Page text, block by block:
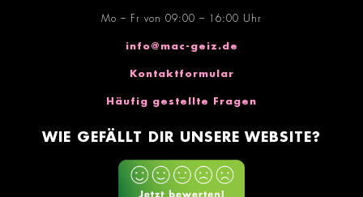
Mo – Fr von 09:00 – 16:00 Uhr
info@mac-geiz.de
Kontaktformular
Häufig gestellte Fragen
WIE GEFÄLLT DIR UNSERE WEBSITE?